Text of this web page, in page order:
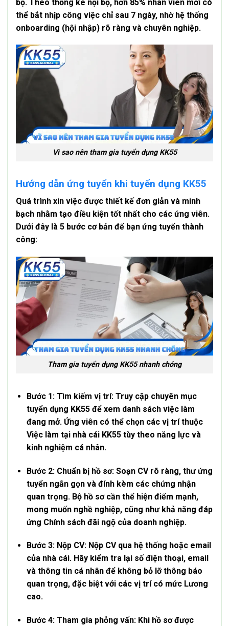
bộ. Theo thống kê nội bộ, hơn 85% nhân viên mới có
thể bắt nhịp công việc chỉ sau 7 ngày, nhờ hệ thống
onboarding (hội nhập) rõ ràng và chuyên nghiệp.
Vì sao nên tham gia tuyển dụng KK55
Hướng dẫn ứng tuyển khi tuyển dụng KK55
Quá trình xin việc được thiết kế đơn giản và minh
bạch nhằm tạo điều kiện tốt nhất cho các ứng viên.
Dưới đây là 5 bước cơ bản để bạn ứng tuyển thành
công:
Tham gia tuyển dụng KK55 nhanh chóng
Bước 1: Tìm kiếm vị trí:Truy cập chuyên mục
tuyển dụng KK55để xem danh sách việc làm
đang mở. Ứng viên có thể chọn các vị trí thuộc
Việc làm tại nhà cái KK55tùy theo năng lực và
kinh nghiệm cá nhân.
Bước 2: Chuẩn bị hồ sơ:Soạn CV rõ ràng, thư ứng
tuyển ngắn gọn và đính kèm các chứng nhận
quan trọng. Bộ hồ sơ cần thể hiện điểm mạnh,
mong muốn nghề nghiệp, cũng như khả năng đáp
ứng Chính sách đãi ngộcủa doanh nghiệp.
Bước 3: Nộp CV:Nộp CV qua hệ thống hoặc email
của nhà cái. Hãy kiểm tra lại số điện thoại, email
và thông tin cá nhân để không bỏ lỡ thông báo
quan trọng, đặc biệt với các vị trí có mức Lương
cao.
Bước 4: Tham gia phỏng vấn:Khi hồ sơ được